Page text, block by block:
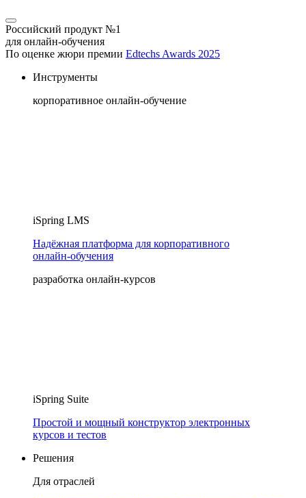
Российский продукт №1
для онлайн-обучения
По оценке жюри премии Edtechs Awards 2025
Инструменты
корпоративное онлайн-обучение
iSpring LMS
Надёжная платформа для корпоративного
онлайн‑обучения
разработка онлайн-курсов
iSpring Suite
Простой и мощный конструктор электронных
курсов и тестов
Решения
Для отраслей